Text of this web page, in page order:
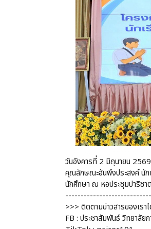
วันอังคารที่ 2 มิถุนายน
คุณลักษณะอันพึงประสงค์ นัก
นักศึกษา ณ หอประชุมปาริชา
>>> ติดตามข่าวสารของเรา
FB : ประชาสัมพันธ์ วิทยาลัย